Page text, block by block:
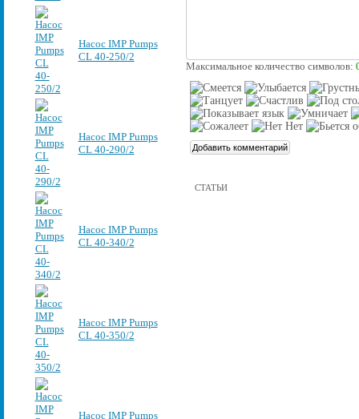
Насос IMP Pumps
CL 40-250/2
Насос IMP Pumps
CL 40-290/2
Насос IMP Pumps
CL 40-340/2
Насос IMP Pumps
CL 40-350/2
Насос IMP Pumps
Максимальное количество символов:
СТАТЬИ